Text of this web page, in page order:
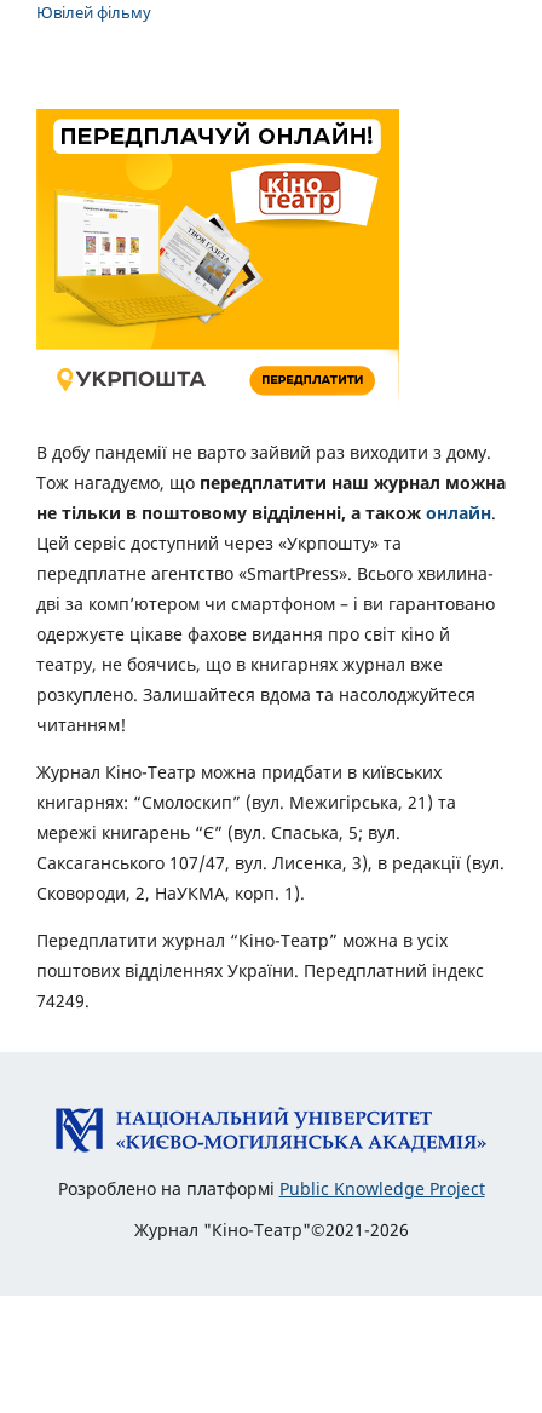
Ювілей фільму
В добу пандемії не варто зайвий раз виходити з дому.
Тож нагадуємо, що передплатити наш журнал можна
не тільки в поштовому відділенні, а також онлайн.
Цей сервіс доступний через «Укрпошту» та
передплатне агентство «SmartPress». Всього хвилина-
дві за комп’ютером чи смартфоном – і ви гарантовано
одержуєте цікаве фахове видання про світ кіно й
театру, не боячись, що в книгарнях журнал вже
розкуплено. Залишайтеся вдома та насолоджуйтеся
читанням!
Журнал Кіно-Театр можна придбати в київських
книгарнях: “Смолоскип” (вул. Межигірська, 21) та
мережі книгарень “Є” (вул. Спаська, 5; вул.
Саксаганського 107/47, вул. Лисенка, 3), в редакції (вул.
Сковороди, 2, НаУКМА, корп. 1).
Передплатити журнал “Кіно-Театр” можна в усіх
поштових відділеннях України. Передплатний індекс
74249.
Розроблено на платформі Public Knowledge Project
Журнал "Кіно-Театр"©2021-2026